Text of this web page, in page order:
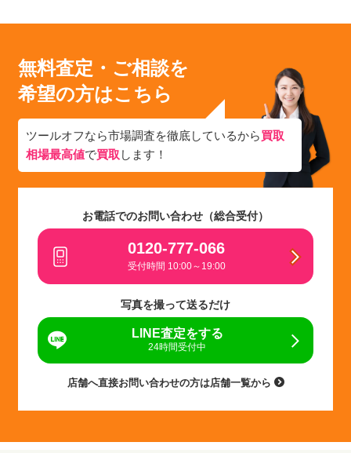
無料査定・ご相談を
希望の方はこちら
ツールオフなら市場調査を徹底しているから買取
相場最高値で買取 します！
お電話でのお問い合わせ（総合受付）
0120-777-066
受付時間 10:00～19:00
写真を撮って送るだけ
LINE査定をする
24時間受付中
店舗へ直接お問い合わせの方は店舗一覧から